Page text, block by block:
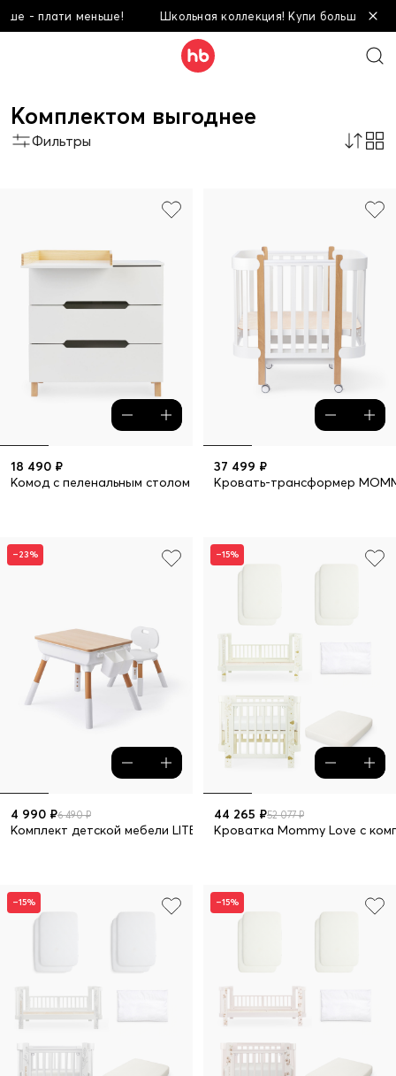
Школьная коллекция! Купи больше - плати меньше!
Комплектом выгоднее
Фильтры
18 490 ₽
Комод с пеленальным столом FIOKI V2
37 499 ₽
Кровать-трансформер
–23%
4 990 ₽6 490 ₽
Комплект детской мебели LITEN: стол и стул
–15%
44 265 ₽52 077 ₽
Кроватка Mommy Love с
–15% –15%